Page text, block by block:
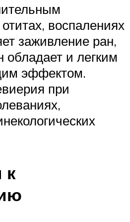
воспалениях
заживление ран,
обладает и легким
эффектом.
при
к